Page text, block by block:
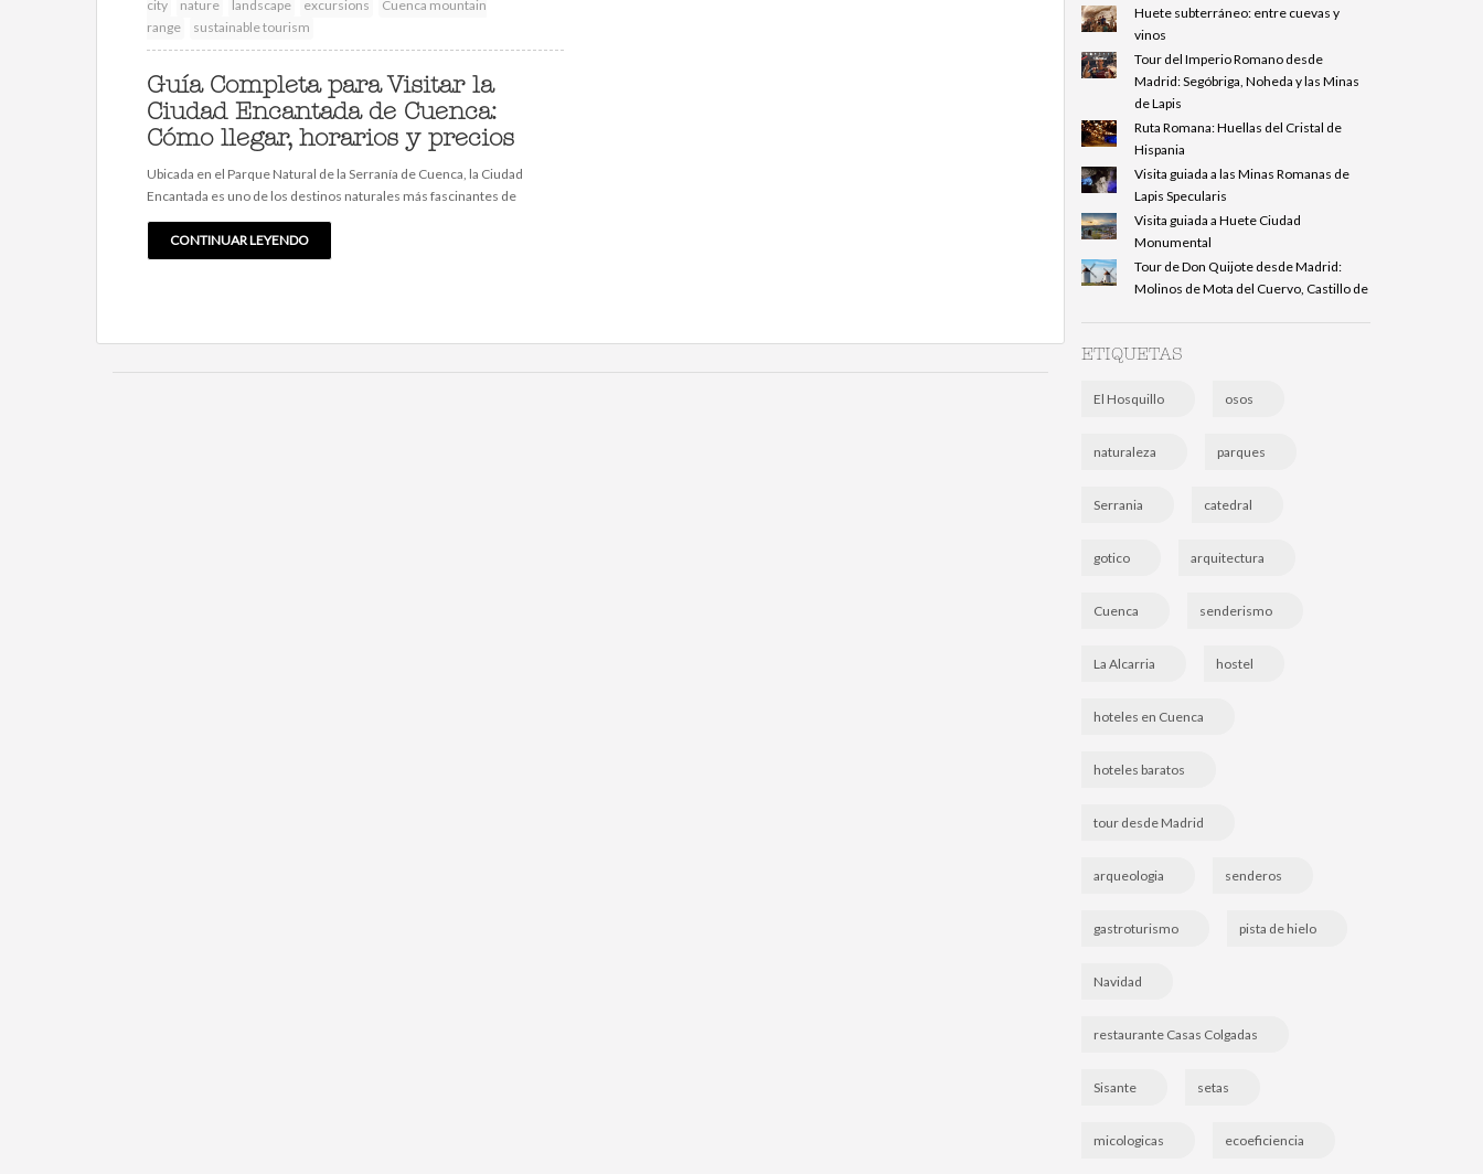
city nature landscape excursions
Cuenca mountain
range
sustainable tourism
Guía Completa para Visitar la
Ciudad Encantada de Cuenca:
Cómo llegar, horarios y precios
Ubicada en el Parque Natural de la Serranía de Cuenca, la Ciudad
Encantada es uno de los destinos naturales más fascinantes de
CONTINUAR LEYENDO
Huete subterráneo: entre cuevas y
vinos
Tour del Imperio Romano desde
Madrid: Segóbriga, Noheda y las Minas
de Lapis
Ruta Romana: Huellas del Cristal de
Hispania
Visita guiada a las Minas Romanas de
Lapis Specularis
Visita guiada a Huete Ciudad
Monumental
Tour de Don Quijote desde Madrid:
Molinos de Mota del Cuervo, Castillo de
ETIQUETAS
El Hosquillo osos
naturaleza parques
Serrania catedral
gotico arquitectura
Cuenca senderismo
La Alcarria hostel
hoteles en Cuenca
hoteles baratos
tour desde Madrid
arqueologia senderos
gastroturismo pista de hielo
Navidad
restaurante Casas Colgadas
Sisante setas
micologicas ecoeficiencia